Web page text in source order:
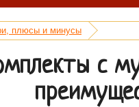
плюсы и минусы
с